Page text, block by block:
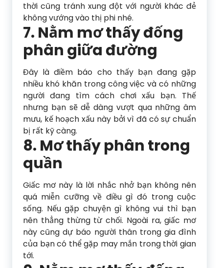
thời cũng tránh xung đột với người khác đẻ
không vướng vào thị phi nhé.
7. Nằm mơ thấy đống
phân giữa đường
Đây là điềm báo cho thấy bạn đang gặp
nhiều khó khăn trong công việc và có những
người đang tìm cách chơi xấu bạn. Thế
nhưng bạn sẽ dễ dàng vượt qua những âm
mưu, kế hoạch xấu này bởi vì đã có sự chuẩn
bị rất kỹ càng.
8. Mơ thấy phân trong
quần
Giấc mơ này là lời nhắc nhở bạn không nên
quá miễn cưỡng về điều gì đó trong cuộc
sống. Nếu gặp chuyện gì không vui thì bạn
nên thẳng thừng từ chối. Ngoài ra, giấc mơ
này cũng dự báo người thân trong gia đình
của bạn có thể gặp may mắn trong thời gian
tới.